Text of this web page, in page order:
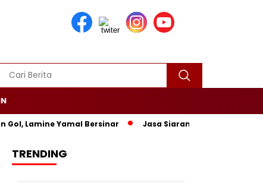
Yamal Bersinar Jasa Siaran Pers Persriliscom
TRENDING